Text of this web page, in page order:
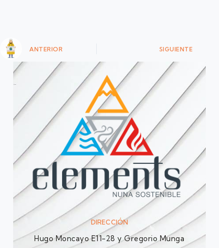
ANTERIOR SIGUIENTE
DIRECCIÓN
Hugo Moncayo E11-28 y Gregorio Munga